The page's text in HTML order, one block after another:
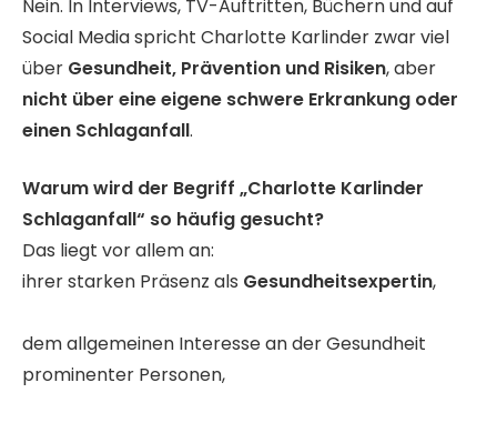
Nein. In Interviews, TV-Auftritten, Büchern und auf
Social Media spricht Charlotte Karlinder zwar viel
über Gesundheit, Prävention und Risiken, aber
nicht über eine eigene schwere Erkrankung oder
einen Schlaganfall.
Warum wird der Begriff „Charlotte Karlinder
Schlaganfall“ so häufig gesucht?
Das liegt vor allem an:
ihrer starken Präsenz als Gesundheitsexpertin,
dem allgemeinen Interesse an der Gesundheit
prominenter Personen,